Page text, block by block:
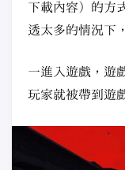
下載內容）的方
透太多的情況下
一進入遊戲，遊
玩家就被帶到遊